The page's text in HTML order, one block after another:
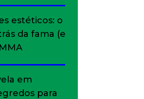
estéticos: o
da fama (e
em
para